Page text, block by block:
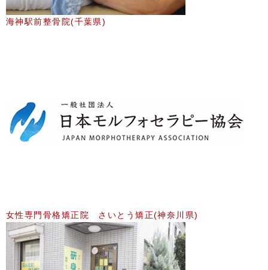
海神駅前整骨院(千葉県)
女性専門骨格矯正院 さいとう矯正(神奈川県)